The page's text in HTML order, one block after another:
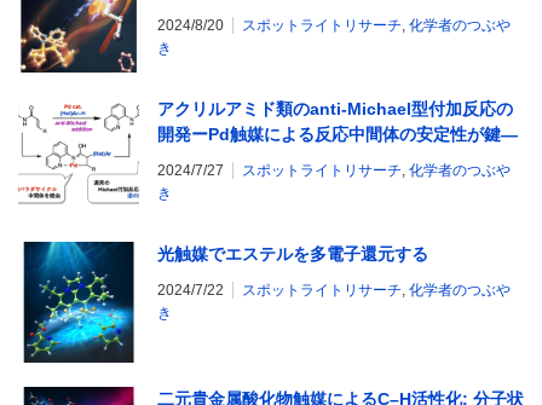
とアルコールへ分解ー
2024/8/20 スポットライトリサーチ 化学者のつぶや
き
アクリルアミド類のanti-Michael型付加反応の
開発ーPd触媒による反応中間体の安定性が鍵―
2024/7/27 スポットライトリサーチ 化学者のつぶや
き
光触媒でエステルを多電子還元する
2024/7/22 スポットライトリサーチ 化学者のつぶや
き
二元貴金属酸化物触媒によるC–H活性化: 分子状